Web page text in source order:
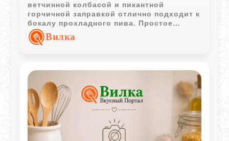
ветчинной колбасой и пикантной
горчичной заправкой отлично подходит к
бокалу прохладного пива. Простое
сочетание ингредиентов делает его
удачным вариантом как для домашних
Вилка